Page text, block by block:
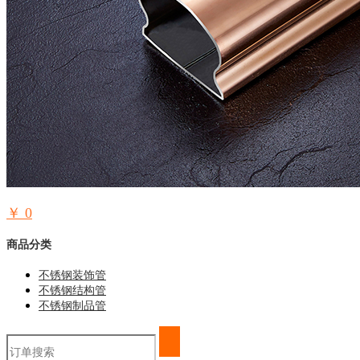
￥ 0
商品分类
不锈钢装饰管
不锈钢结构管
不锈钢制品管